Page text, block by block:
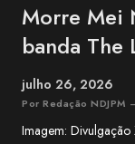
Morre Mei
banda The
julho 26, 2026
Por Redação NDJPM
Imagem: